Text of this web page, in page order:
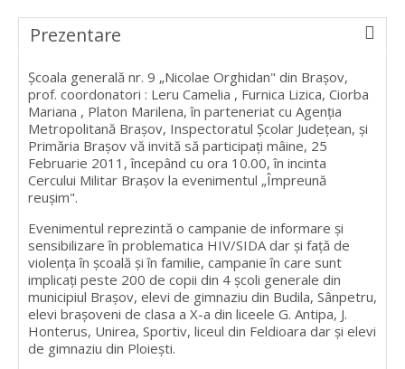
Prezentare
Şcoala generală nr. 9 „Nicolae Orghidan" din Braşov,
prof. coordonatori : Leru Camelia , Furnica Lizica, Ciorba
Mariana , Platon Marilena, în parteneriat cu Agenţia
Metropolitană Braşov, Inspectoratul Şcolar Judeţean, şi
Primăria Braşov vă invită să participaţi mâine, 25
Februarie 2011, începând cu ora 10.00, în incinta
Cercului Militar Braşov la evenimentul „Împreună
reuşim".
Evenimentul reprezintă o campanie de informare şi
sensibilizare în problematica HIV/SIDA dar şi faţă de
violenţa în şcoală şi în familie, campanie în care sunt
implicaţi peste 200 de copii din 4 şcoli generale din
municipiul Braşov, elevi de gimnaziu din Budila, Sânpetru,
elevi braşoveni de clasa a X-a din liceele G. Antipa, J.
Honterus, Unirea, Sportiv, liceul din Feldioara dar şi elevi
de gimnaziu din Ploieşti.